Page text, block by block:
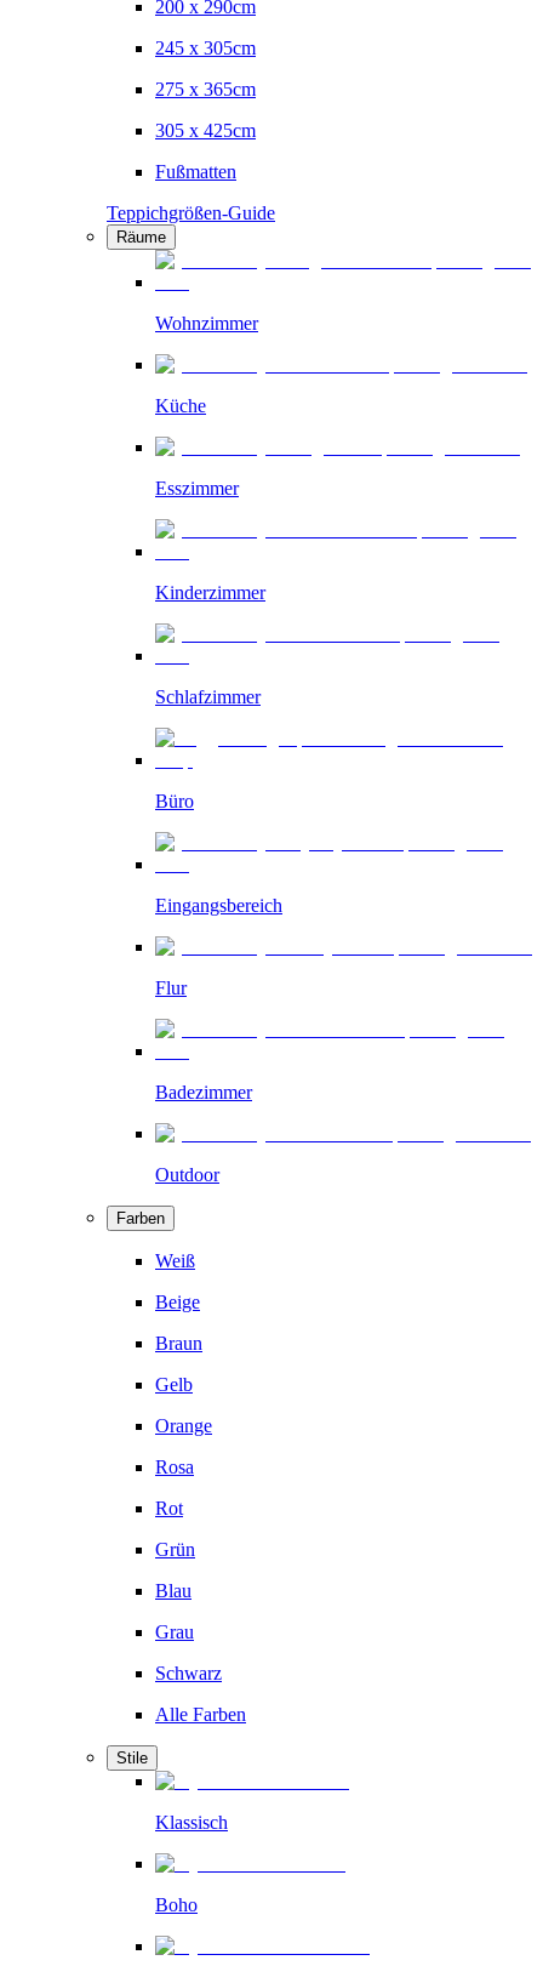
200 x 290cm
245 x 305cm
275 x 365cm
305 x 425cm
Fußmatten
Teppichgrößen-Guide
Räume
Wohnzimmer
Küche
Esszimmer
Kinderzimmer
Schlafzimmer
Büro
Eingangsbereich
Flur
Badezimmer
Outdoor
Farben
Weiß
Beige
Braun
Gelb
Orange
Rosa
Rot
Grün
Blau
Grau
Schwarz
Alle Farben
Stile
Klassisch
Boho